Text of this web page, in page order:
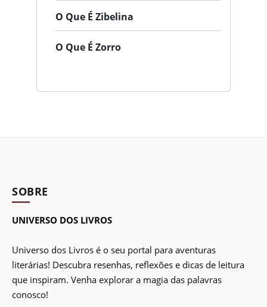
O Que É Zibelina
O Que É Zorro
SOBRE
UNIVERSO DOS LIVROS
Universo dos Livros é o seu portal para aventuras
literárias! Descubra resenhas, reflexões e dicas de leitura
que inspiram. Venha explorar a magia das palavras
conosco!